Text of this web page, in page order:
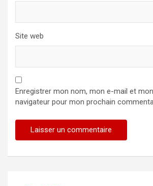
Site web
Enregistrer mon nom, mon e-mail et
navigateur pour mon prochain